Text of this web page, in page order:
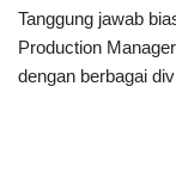
Tanggung jawab
Production
dengan berbagai